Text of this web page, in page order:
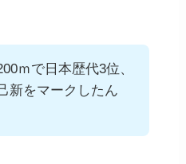
ｍで日本歴代3位、
新をマークしたん